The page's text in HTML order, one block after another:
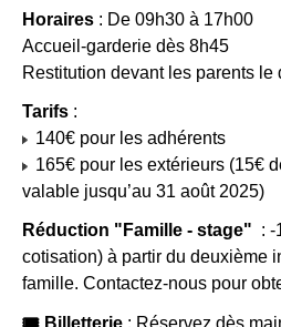
Horaires : De 09h30 à 17h00
Accueil-garderie dès 8h45
Restitution devant les parents le
Tarifs :
140€ pour les adhérents
165€ pour les extérieurs (15€
valable jusqu’au 31 août 2025)
Réduction "Famille - stage" : -
cotisation) à partir du deuxième
famille. Contactez-nous pour
🎟 Billetterie : Réservez dès